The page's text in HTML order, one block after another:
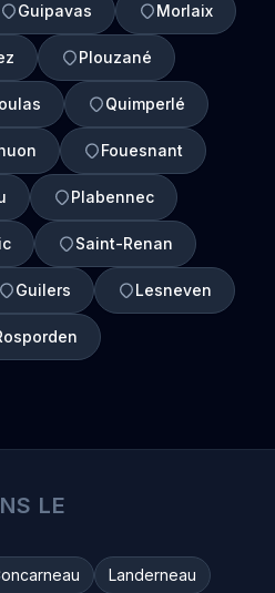
Guipavas Morlaix
Plouzané
Quimperlé
Fouesnant
Plabennec
Saint-Renan
Guilers Lesneven
LE
Landerneau